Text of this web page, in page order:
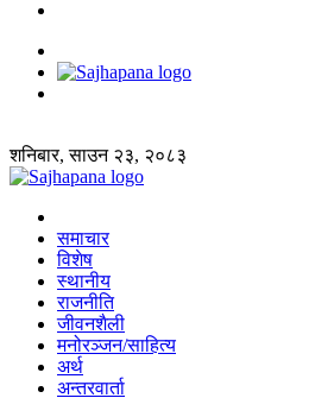
शनिबार, साउन २३, २०८३
समाचार
विशेष
स्थानीय
राजनीति
जीवनशैली
मनोरञ्जन/साहित्य
अर्थ
अन्तरवार्ता